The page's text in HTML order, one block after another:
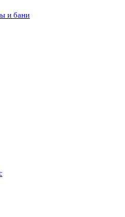
и бани